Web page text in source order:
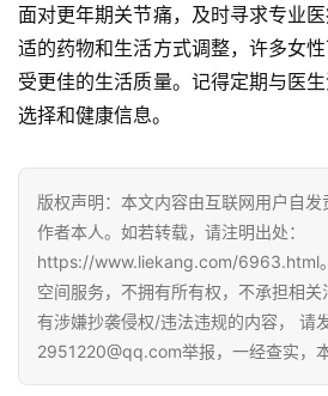
面对更年期关节痛，及时寻求专业
适的药物和生活方式调整，许多女
受更佳的生活质量。记得定期与医
选择和健康信息。
版权声明：本文内容由互联网用户自
作者本人。如若转载，请注明出处：
https://www.liekang.com/6963.html
空间服务，不拥有所有权，不承担相
有涉嫌抄袭侵权/违法违规的内容， 请
2951220@qq.com举报，一经查实，